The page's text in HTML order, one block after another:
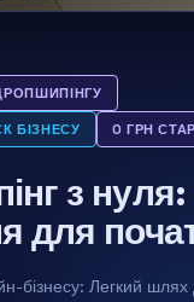
БІЗНЕСУ 0 ГРН
з нуля:
для
бізнесу: Легкий шлях